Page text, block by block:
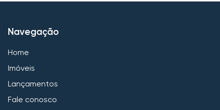
Navegação
Home
Imóveis
Lançamentos
Fale conosco